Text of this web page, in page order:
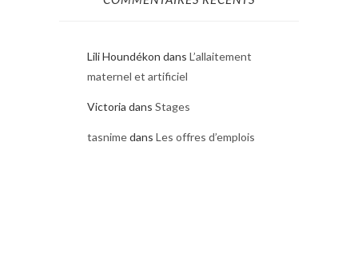
Lili Houndékon dans L’allaitement
maternel et artificiel
Victoria dans Stages
tasnimedans Les offres d’emplois